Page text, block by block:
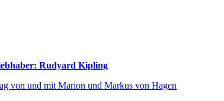
Rudyard Kipling
von und mit Marion und Markus von Hagen